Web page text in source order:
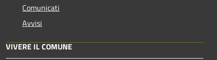
Comunicati
Avvisi
VIVERE IL COMUNE